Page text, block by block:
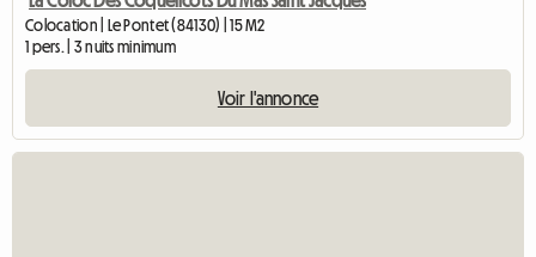
Colocation | Le Pontet (84130) | 15 M2
1 pers. | 3 nuits minimum
Voir l'annonce